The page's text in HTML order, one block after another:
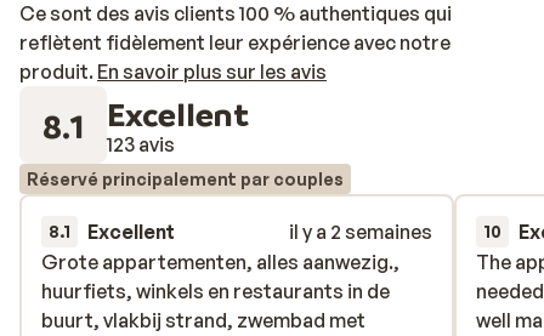
Ce sont des avis clients 100 % authentiques qui
reflètent fidèlement leur expérience avec notre
produit. En savoir plus sur les avis
8.1 Excellent
123 avis
Réservé principalement par couples
8.1 Excellent
il y a 2 semaines
Grote appartementen, alles aanwezig.,
huurfiets, winkels en restaurants in de
buurt, vlakbij strand, zwembad met
Grote appartementen, alles aanwezig.,
huurfiets, winkels en restaurants in de
buurt, vlakbij strand, zwembad met
10
The
well
The
well